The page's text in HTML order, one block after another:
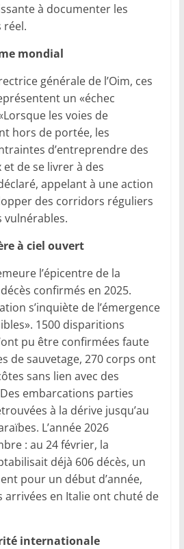
à documenter les
réel.
mondial
générale de l’Oim, ces
un «échec
les voies de
hors de portée, les
d’entreprendre des
de se livrer à des
appelant à une action
des corridors réguliers
vulnérables.
à ciel ouvert
l’épicentre de la
confirmés en 2025.
s’inquiète de l’émergence
1500 disparitions
pu être confirmées faute
de sauvetage, 270 corps ont
sans lien avec des
embarcations parties
à la dérive jusqu’au
L’année 2026
: au 24 février, la
déjà 606 décès, un
pour un début d’année,
arrivées en Italie ont chuté de
internationale